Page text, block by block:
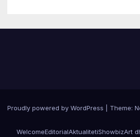
Proudly powered by WordPress Theme:
WelcomeEditorialAktualitetiShowbizArt